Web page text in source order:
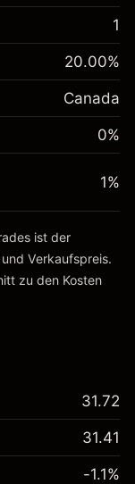
-0.004658%
(-CA$0.23)
1
20.00%
Canada
0%
1%
ist der
Verkaufspreis.
zu den Kosten
31.72
31.41
-1.1%